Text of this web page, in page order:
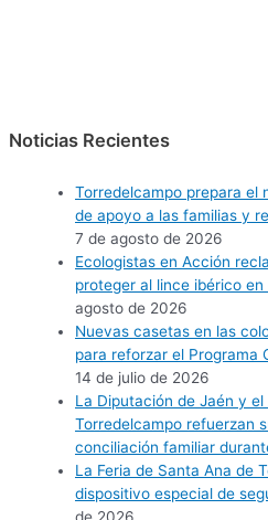
Noticias Recientes
Torredelcampo prepara el
de apoyo a las familias y
7 de agosto de 2026
Ecologistas en Acción
proteger al lince ibérico
agosto de 2026
Nuevas casetas en las
para reforzar el Programa
14 de julio de 2026
La Diputación de Jaén y
Torredelcampo refuerzan
conciliación familiar
La Feria de Santa Ana de
dispositivo especial de